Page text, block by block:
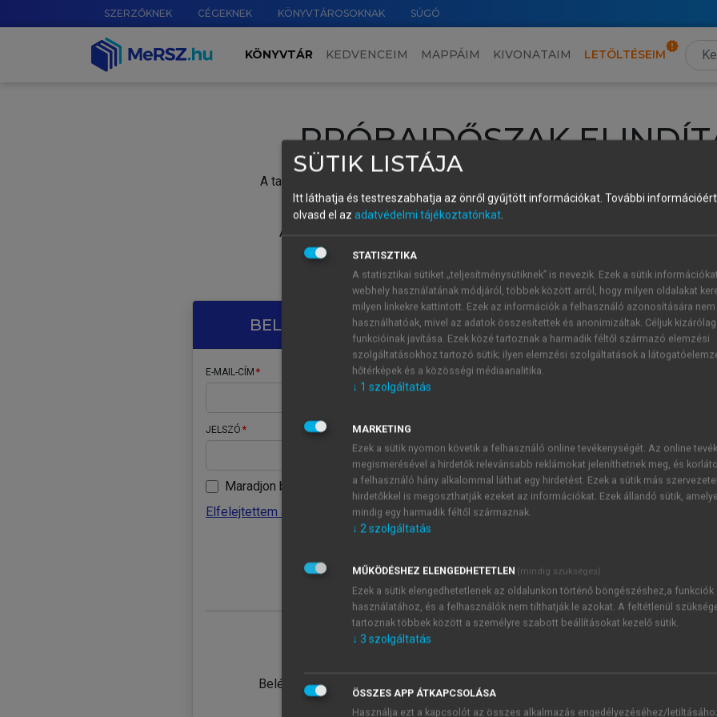
SZERZŐKNEK CÉGEKNEK KÖNYVTÁROSOKNAK SÚGÓ
KÖNYVTÁR KEDVENCEIM MAPPÁIM KIVONATAIM LETÖLTÉSEIM
PRÓBAIDŐSZAK
A tartalom megtekintéséhez lépj be a saját fiókoddal, iskolai azonosítóddal vagy
Új felhasználóként1 óra díjmentes hozzáférésrevagy
A próbaidőszak elindításához,
vagy hozz
A regisztráció után a
BELÉPÉS SAJÁT FIÓKKAL
E-MAIL-CÍM
JELSZÓ
Maradjon belépve
Elfelejtettem a jelszavamat
Belépés intézményi azonosítóval
ÚJ FIÓK
1 óra
JELSZÓ
Kérek értesítést a MeRSZ
Kérek értesítést az
SÜTIK LISTÁJA
Itt láthatja és testreszabhatja az önről gyűjtött információkat. További
olvasd el az adatvédelmi tájékoztatónkat.
STATISZTIKA
A statisztikai sütiket „teljesítménysütiknek” is nevezik. Ezek a sütik
webhely használatának módjáról, többek között arról, hogy milyen oldalakat
milyen linkekre kattintott. Ezek az információk a felhasználó azonosítására nem
használhatóak, mivel az adatok összesítettek és anonimizáltak. Céljuk
funkcióinak javítása. Ezek közé tartoznak a harmadik féltől származó elemzési
szolgáltatásokhoz tartozó sütik; ilyen elemzési szolgáltatások a
hőtérképek és a közösségi médiaanalitika.
↓ 1 szolgáltatás
MARKETING
Ezek a sütik nyomon követik a felhasználó online tevékenységét. Az online
megismerésével a hirdetők relevánsabb reklámokat jeleníthetnek meg, és
a felhasználó hány alkalommal láthat egy hirdetést. Ezek a sütik más
hirdetőkkel is megoszthatják ezeket az információkat. Ezek állandó sütik,
mindig egy harmadik féltől származnak.
↓ 2szolgáltatás
MŰKÖDÉSHEZ ELENGEDHETETLEN (mindig szükséges)
Ezek a sütik elengedhetetlenek az oldalunkon történő böngészéshez,a funkciók
használatához, és a felhasználók nem tilthatják le azokat. A feltétlenül
tartoznak többek között a személyre szabott beállításokat kezelő sütik.
↓ 3 szolgáltatás
ÖSSZES APP ÁTKAPCSOLÁSA
Használja ezt a kapcsolót az összes alkalmazás engedélyezéséhez/